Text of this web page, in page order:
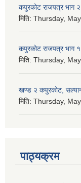
कपुरकोट राजपत्र भाग
मिति: Thursday,
कपुरकोट राजपत्र भाग
मिति: Thursday,
खण्ड २ कपुरकोट,
मिति: Thursday,
पाठ्यक्रम